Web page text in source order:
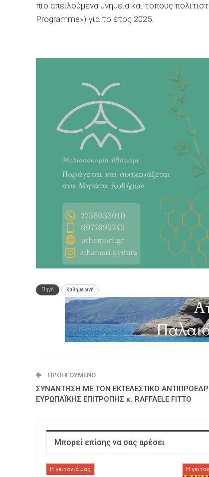
πιο απειλούμενα μνημεία και τόπους
Programme») για το έτος 2025.
Πηγή Καθημερινή
ΠΡΟΗΓΟΎΜΕΝΟ
ΣΥΝΑΝΤΗΣΗ ΜΕ ΤΟΝ ΕΚΤΕΛΕΣΤΙΚΟ
ΕΥΡΩΠΑΪΚΗΣ ΕΠΙΤΡΟΠΗΣ κ. RAFFAELE FITTO
Μπορεί επίσης να σας αρέσει
Η γειτονιά μας Η